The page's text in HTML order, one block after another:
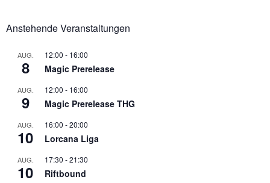
Anstehende Veranstaltungen
AUG.
8
12:00 - 16:00
Magic Prerelease
AUG.
9
12:00 - 16:00
Magic Prerelease THG
AUG.
10
16:00 -20:00
Lorcana Liga
AUG.
10
17:30 -21:30
Riftbound